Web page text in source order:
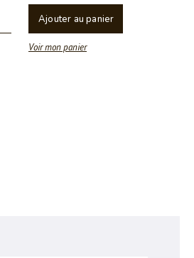
Ajouter au panier
Voir mon panier